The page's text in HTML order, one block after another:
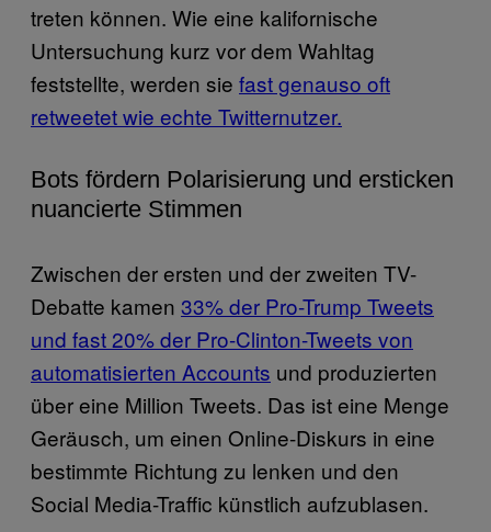
treten können. Wie eine kalifornische
Untersuchung kurz vor dem Wahltag
feststellte, werden sie fast genauso oft
retweetet wie echte Twitternutzer.
Bots fördern Polarisierung und ersticken
nuancierte Stimmen
Zwischen der ersten und der zweiten TV-
Debatte kamen 33% der Pro-Trump Tweets
und fast 20% der Pro-Clinton-Tweets von
automatisierten Accounts und produzierten
über eine Million Tweets. Das ist eine Menge
Geräusch, um einen Online-Diskurs in eine
bestimmte Richtung zu lenken und den
Social Media-Traffic künstlich aufzublasen.